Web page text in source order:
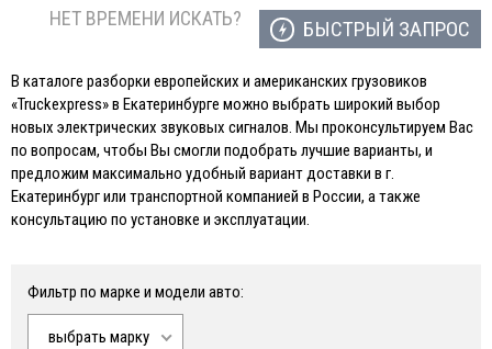
НЕТ ВРЕМЕНИ ИСКАТЬ? БЫСТРЫЙ ЗАПРОС
В каталоге разборки европейских и американских грузовиков
«Truckexpress» в Екатеринбурге можно выбрать широкий выбор
новых электрических звуковых сигналов. Мы проконсультируем Вас
по вопросам, чтобы Вы смогли подобрать лучшие варианты, и
предложим максимально удобный вариант доставки в г.
Екатеринбург или транспортной компанией в России, а также
консультацию по установке и эксплуатации.
Фильтр по марке и модели авто:
выбрать марку